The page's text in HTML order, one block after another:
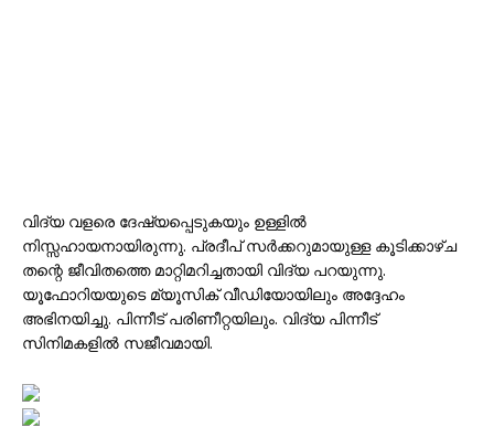
വിദ്യ വളരെ ദേഷ്യപ്പെടുകയും ഉള്ളിൽ
നിസ്സഹായനായിരുന്നു. പ്രദീപ് സർക്കറുമായുള്ള കൂടിക്കാഴ്ച
തന്റെ ജീവിതത്തെ മാറ്റിമറിച്ചതായി വിദ്യ പറയുന്നു.
യൂഫോറിയയുടെ മ്യൂസിക് വീഡിയോയിലും അദ്ദേഹം
അഭിനയിച്ചു. പിന്നീട് പരിണീറ്റയിലും. വിദ്യ പിന്നീട്
സിനിമകളിൽ സജീവമായി.